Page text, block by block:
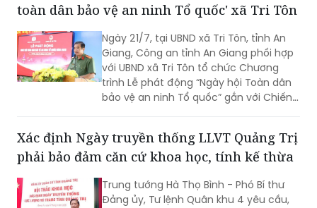
toàn dân bảo vệ an ninh Tổ quốc' xã Tri Tôn
Ngày 21/7, tại UBND xã Tri Tôn, tỉnh An
Giang, Công an tỉnh An Giang phối hợp
với UBND xã Tri Tôn tổ chức Chương
trình Lễ phát động “Ngày hội Toàn dân
bảo vệ an ninh Tổ quốc” gắn với Chiến
Xác định Ngày truyền thống LLVT Quảng Trị
phải bảo đảm căn cứ khoa học, tính kế thừa
Trung tướng Hà Thọ Bình - Phó Bí thư
Đảng ủy, Tư lệnh Quân khu 4 yêu cầu,